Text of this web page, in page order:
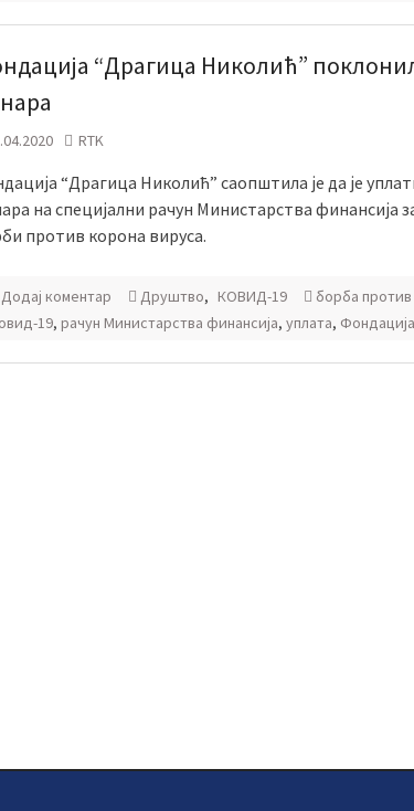
“Драгица Николић”
RTK
“Драгица Николић” саопштила је да је
на специјални рачун Министарства финансија
против корона вируса.
Додај коментар Друштво, КОВИД-19 борба
19, рачун Министарства финансија, уплата,